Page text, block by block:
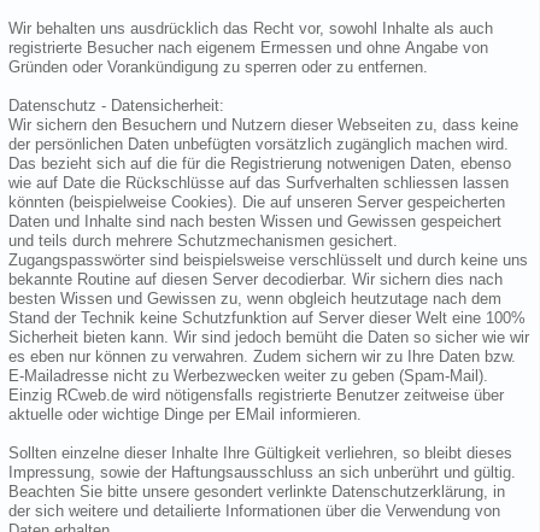
Wir behalten uns ausdrücklich das Recht vor, sowohl Inhalte als auch
registrierte Besucher nach eigenem Ermessen und ohne Angabe von
Gründen oder Vorankündigung zu sperren oder zu entfernen.
Datenschutz - Datensicherheit:
Wir sichern den Besuchern und Nutzern dieser Webseiten zu, dass keine
der persönlichen Daten unbefügten vorsätzlich zugänglich machen wird.
Das bezieht sich auf die für die Registrierung notwenigen Daten, ebenso
wie auf Date die Rückschlüsse auf das Surfverhalten schliessen lassen
könnten (beispielweise Cookies). Die auf unseren Server gespeicherten
Daten und Inhalte sind nach besten Wissen und Gewissen gespeichert
und teils durch mehrere Schutzmechanismen gesichert.
Zugangspasswörter sind beispielsweise verschlüsselt und durch keine uns
bekannte Routine auf diesen Server decodierbar. Wir sichern dies nach
besten Wissen und Gewissen zu, wenn obgleich heutzutage nach dem
Stand der Technik keine Schutzfunktion auf Server dieser Welt eine 100%
Sicherheit bieten kann. Wir sind jedoch bemüht die Daten so sicher wie wir
es eben nur können zu verwahren. Zudem sichern wir zu Ihre Daten bzw.
E-Mailadresse nicht zu Werbezwecken weiter zu geben (Spam-Mail).
Einzig RCweb.de wird nötigensfalls registrierte Benutzer zeitweise über
aktuelle oder wichtige Dinge per EMail informieren.
Sollten einzelne dieser Inhalte Ihre Gültigkeit verliehren, so bleibt dieses
Impressung, sowie der Haftungsausschluss an sich unberührt und gültig.
Beachten Sie bitte unsere gesondert verlinkte Datenschutzerklärung, in
der sich weitere und detailierte Informationen über die Verwendung von